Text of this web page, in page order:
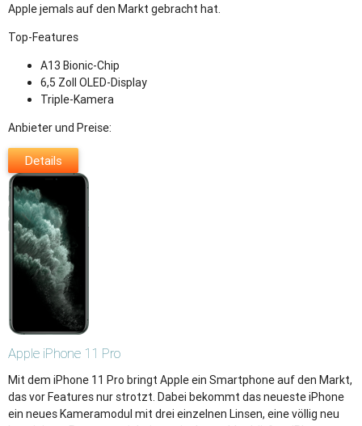
Apple jemals auf den Markt gebracht hat.
Top-Features
A13 Bionic-Chip
6,5 Zoll OLED-Display
Triple-Kamera
Anbieter und Preise:
Details
Apple iPhone 11 Pro
Mit dem iPhone 11 Pro bringt Apple ein Smartphone auf den Markt,
das vor Features nur strotzt. Dabei bekommt das neueste iPhone
ein neues Kameramodul mit drei einzelnen Linsen, eine völlig neu